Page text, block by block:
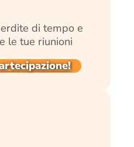
di tempo e
le tue riunioni